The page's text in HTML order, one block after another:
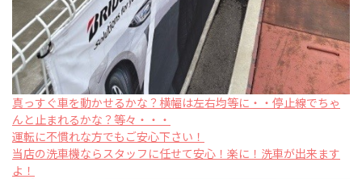
真っすぐ車を動かせるかな？横幅は左右均等に・・停止線でちゃ
んと止まれるかな？等々・・・
運転に不慣れな方でもご安心下さい！
当店の洗車機ならスタッフに任せて安心！楽に！洗車が出来ます
よ！